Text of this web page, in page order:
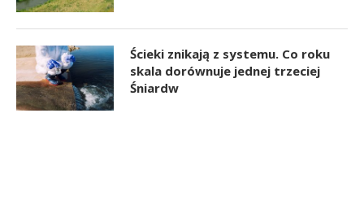
Ścieki znikają z systemu. Co roku
skala dorównuje jednej trzeciej
Śniardw